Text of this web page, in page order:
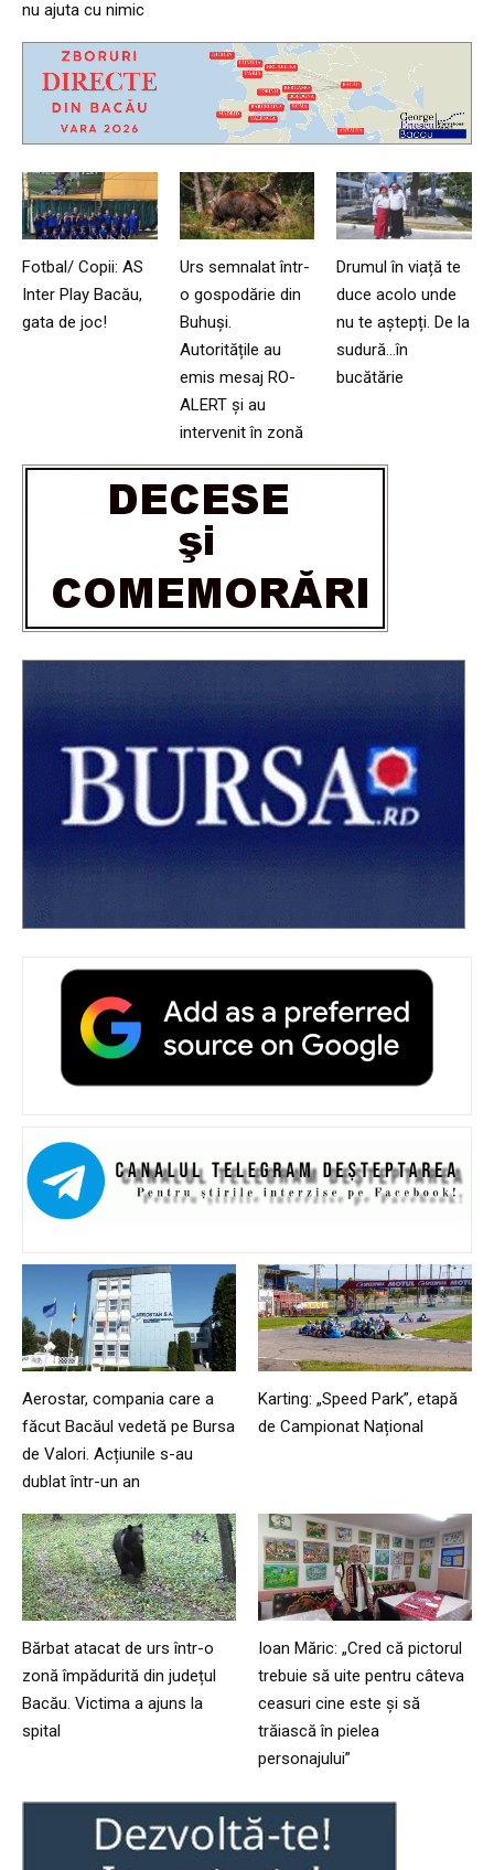
nu ajuta cu nimic
Fotbal/ Copii: AS
Inter Play Bacău,
gata de joc!
Urs semnalat într-
o gospodărie din
Buhuși.
Autoritățile au
emis mesaj RO-
ALERT și au
intervenit în zonă
Drumul în viață te
duce acolo unde
nu te aștepți. De la
sudură…în
bucătărie
Aerostar, compania care a
făcut Bacăul vedetă pe Bursa
de Valori. Acțiunile s-au
dublat într-un an
Karting: „Speed Park”, etapă
de Campionat Național
Bărbat atacat de urs într-o
zonă împădurită din județul
Bacău. Victima a ajuns la
spital
Ioan Măric: „Cred că pictorul
trebuie să uite pentru câteva
ceasuri cine este și să
trăiască în pielea
personajului”